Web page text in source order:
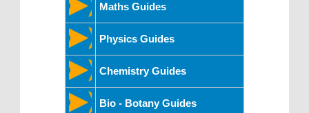
Maths Guides
Physics Guides
Chemistry Guides
Bio - Botany Guides